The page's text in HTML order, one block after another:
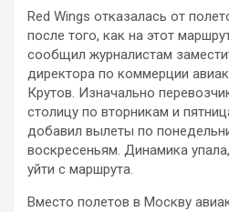
Red Wings отказалась от
после того, как на этот
сообщил журналистам
директора по коммерции
Крутов. Изначально
столицу по вторникам и
добавил вылеты по
воскресеньям. Динамика
уйти с маршрута.
Вместо полетов в Москву